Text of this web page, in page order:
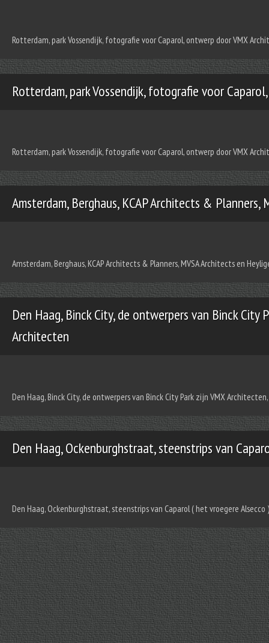
Rotterdam, park Vossendijk, fotografie voor Caparol, ontwerp door VMX
Rotterdam, park Vossendijk, fotografie voor
Rotterdam, park Vossendijk, fotografie voor Caparol, ontwerp door VMX
Amsterdam, Berghaus, KCAP Architects &
Amsterdam, Berghaus, KCAP Architects & Planners, MVSA Architects en
Den Haag, Binck City, de ontwerpers van Binck
Architecten
Den Haag, Binck City, de ontwerpers van Binck City Park zijn VMX
Den Haag, Ockenburghstraat, steenstrips van
Den Haag, Ockenburghstraat, steenstrips van Caparol ( het vroegere Alsecco )